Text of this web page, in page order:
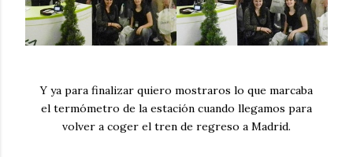
Y ya para finalizar quiero mostraros lo que marcaba
el termómetro de la estación cuando llegamos para
volver a coger el tren de regreso a Madrid.